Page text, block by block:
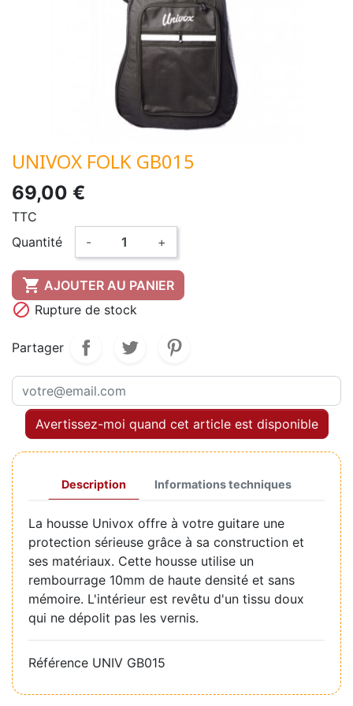
UNIVOX FOLK GB015
69,00 €
TTC
Quantité
- +
 AJOUTER AU PANIER
 Rupture de stock
Partager
Avertissez-moi quand cet article est disponible
Description Informations techniques
La housse Univox offre à votre guitare une
protection sérieuse grâce à sa construction et
ses matériaux. Cette housse utilise un
rembourrage 10mm de haute densité et sans
mémoire. L'intérieur est revêtu d'un tissu doux
qui ne dépolit pas les vernis.
Référence UNIV GB015